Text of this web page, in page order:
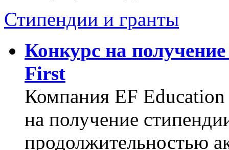
Стипендии и гранты
Конкурс на
First
Компания EF Education
на получение
продолжительностью